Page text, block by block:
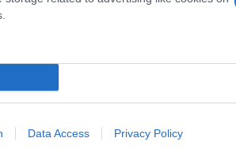
Data Access Privacy Policy
στο κατάλυμα και την